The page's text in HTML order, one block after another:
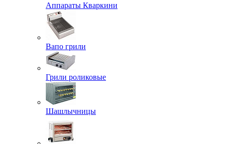
Аппараты Кваркини
Вапо грили
Грили роликовые
Шашлычницы